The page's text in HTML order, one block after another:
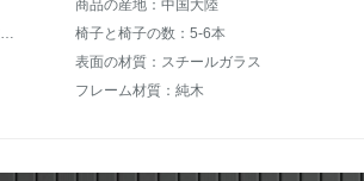
商品の産地：中国大陸
追加機能：折りたたみたみ、電磁炉付き
椅子と椅子の数：5-6本
表面の材質：スチールガラス
フレーム材質：純木